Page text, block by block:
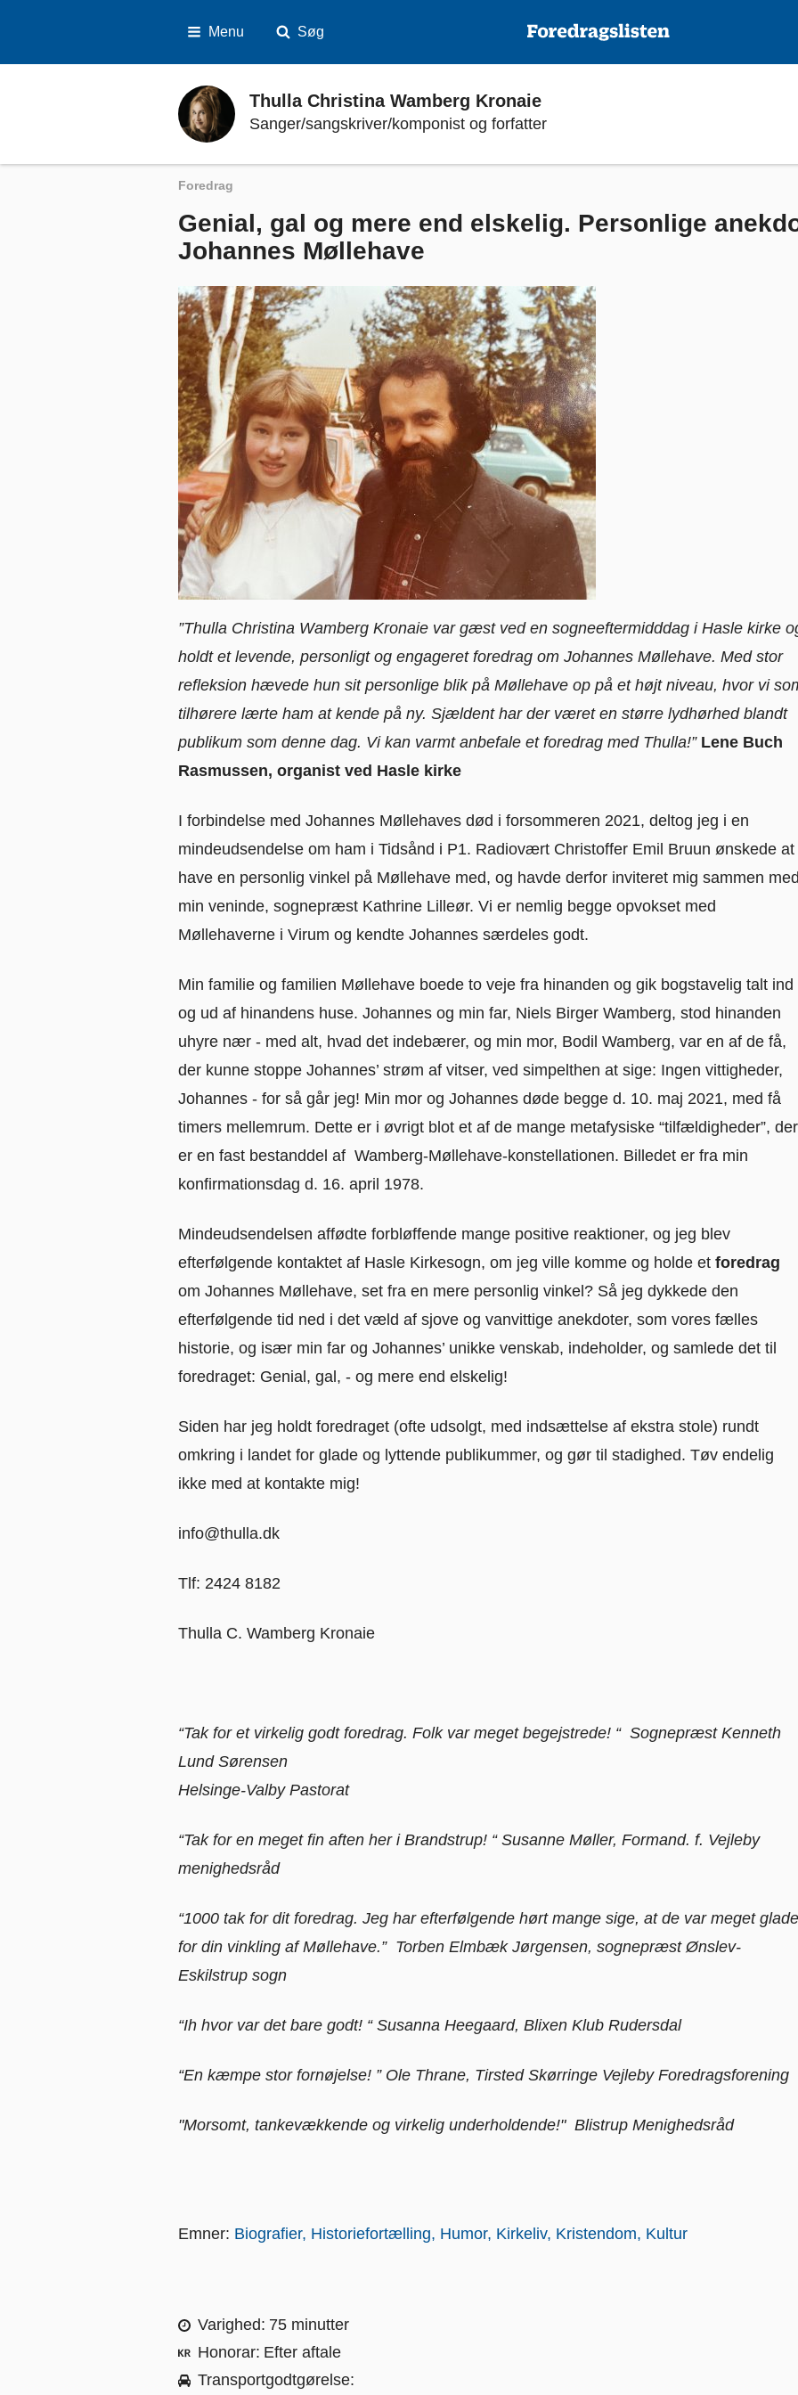
Menu Søg
Thulla Christina Wamberg Kronaie
Sanger/sangskriver/komponist og forfatter
Foredrag
Genial, gal og mere end elskelig. Personlige
Johannes Møllehave
”Thulla Christina Wamberg Kronaie var gæst ved en sogneeftermidddag i Hasle kirke
holdt et levende, personligt og engageret foredrag om Johannes Møllehave. Med stor
refleksion hævede hun sit personlige blik på Møllehave op på et højt niveau, hvor vi
tilhørere lærte ham at kende på ny. Sjældent har der været en større lydhørhed blandt
publikum som denne dag. Vi kan varmt anbefale et foredrag med Thulla!” Lene Buch
Rasmussen, organist ved Hasle kirke
I forbindelse med Johannes Møllehaves død i forsommeren 2021, deltog jeg i en
mindeudsendelse om ham i Tidsånd i P1. Radiovært Christoffer Emil Bruun ønskede at
have en personlig vinkel på Møllehave med, og havde derfor inviteret mig sammen
min veninde, sognepræst Kathrine Lilleør. Vi er nemlig begge opvokset med
Møllehaverne i Virum og kendte Johannes særdeles godt.
Min familie og familien Møllehave boede to veje fra hinanden og gik bogstavelig talt ind
og ud af hinandens huse. Johannes og min far, Niels Birger Wamberg, stod hinanden
uhyre nær - med alt, hvad det indebærer, og min mor, Bodil Wamberg, var en af de få,
der kunne stoppe Johannes’ strøm af vitser, ved simpelthen at sige: Ingen vittigheder,
Johannes - for så går jeg! Min mor og Johannes døde begge d. 10. maj 2021, med få
timers mellemrum. Dette er i øvrigt blot et af de mange metafysiske “tilfældigheder”, der
er en fast bestanddel af Wamberg-Møllehave-konstellationen. Billedet er fra min
konfirmationsdag d. 16. april 1978.
Mindeudsendelsen affødte forbløffende mange positive reaktioner, og jeg blev
efterfølgende kontaktet af Hasle Kirkesogn, om jeg ville komme og holde et foredrag
om Johannes Møllehave, set fra en mere personlig vinkel? Så jeg dykkede den
efterfølgende tid ned i det væld af sjove og vanvittige anekdoter, som vores fælles
historie, og især min far og Johannes’ unikke venskab, indeholder, og samlede det til
foredraget: Genial, gal, - og mere end elskelig!
Siden har jeg holdt foredraget (ofte udsolgt, med indsættelse af ekstra stole) rundt
omkring i landet for glade og lyttende publikummer, og gør til stadighed. Tøv endelig
ikke med at kontakte mig!
info@thulla.dk
Tlf: 2424 8182
Thulla C. Wamberg Kronaie
“Tak for et virkelig godt foredrag. Folk var meget begejstrede! “ Sognepræst Kenneth
Lund Sørensen
Helsinge-Valby Pastorat
“Tak for en meget fin aften her i Brandstrup! “ Susanne Møller, Formand. f. Vejleby
menighedsråd
“1000 tak for dit foredrag. Jeg har efterfølgende hørt mange sige, at de var meget glade
for din vinkling af Møllehave.” Torben Elmbæk Jørgensen, sognepræst Ønslev-
Eskilstrup sogn
“Ih hvor var det bare godt! “ Susanna Heegaard, Blixen Klub Rudersdal
“En kæmpe stor fornøjelse! ” Ole Thrane, Tirsted Skørringe Vejleby Foredragsforening
"Morsomt, tankevækkende og virkelig underholdende!" Blistrup Menighedsråd
Emner: Biografier Historiefortælling Humor Kirkeliv Kristendom Kultur
Varighed 75 minutter
Honorar Efter aftale
Transportgodtgørelse